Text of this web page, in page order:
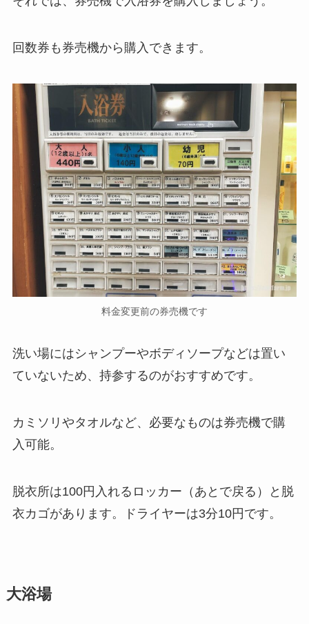
回数券も券売機から購入できます。
料金変更前の券売機です
洗い場にはシャンプーやボディソープなどは置い
ていないため、持参するのがおすすめです。
カミソリやタオルなど、必要なものは券売機で購
入可能。
脱衣所は100円入れるロッカー（あとで戻る）と脱
衣カゴがあります。ドライヤーは3分10円です。
大浴場